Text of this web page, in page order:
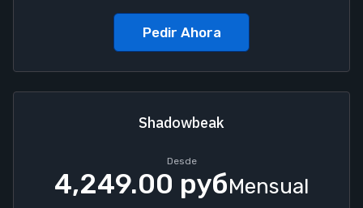
Pedir Ahora
Shadowbeak
Desde
4,249.00 рубMensual